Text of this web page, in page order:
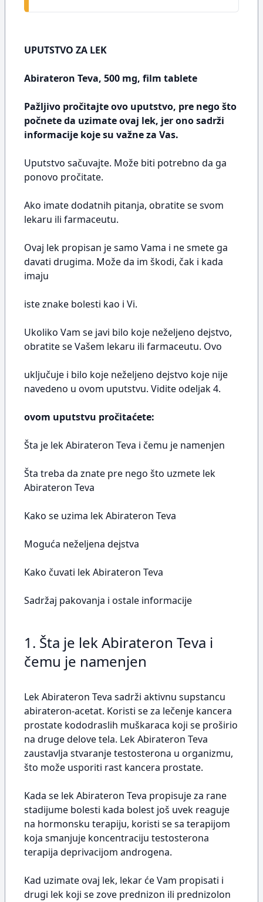
UPUTSTVO ZA LEK
Abirateron Teva, 500 mg, film tablete
Pažljivo pročitajte ovo uputstvo, pre nego što
počnete da uzimate ovaj lek, jer ono sadrži
informacije koje su važne za Vas.
Uputstvo sačuvajte. Može biti potrebno da ga
ponovo pročitate.
Ako imate dodatnih pitanja, obratite se svom
lekaru ili farmaceutu.
Ovaj lek propisan je samo Vama i ne smete ga
davati drugima. Može da im škodi, čak i kada
imaju
iste znake bolesti kao i Vi.
Ukoliko Vam se javi bilo koje neželjeno dejstvo,
obratite se Vašem lekaru ili farmaceutu. Ovo
uključuje i bilo koje neželjeno dejstvo koje nije
navedeno u ovom uputstvu. Vidite odeljak 4.
ovom uputstvu pročitaćete:
Šta je lek Abirateron Teva i čemu je namenjen
Šta treba da znate pre nego što uzmete lek
Abirateron Teva
Kako se uzima lek Abirateron Teva
Moguća neželjena dejstva
Kako čuvati lek Abirateron Teva
Sadržaj pakovanja i ostale informacije
1. Šta je lek Abirateron Teva i
čemu je namenjen
Lek Abirateron Teva sadrži aktivnu supstancu
abirateron-acetat. Koristi se za lečenje kancera
prostate kododraslih muškaraca koji se proširio
na druge delove tela. Lek Abirateron Teva
zaustavlja stvaranje testosterona u organizmu,
što može usporiti rast kancera prostate.
Kada se lek Abirateron Teva propisuje za rane
stadijume bolesti kada bolest još uvek reaguje
na hormonsku terapiju, koristi se sa terapijom
koja smanjuje koncentraciju testosterona
terapija deprivacijom androgena.
Kad uzimate ovaj lek, lekar će Vam propisati i
drugi lek koji se zove prednizon ili prednizolon